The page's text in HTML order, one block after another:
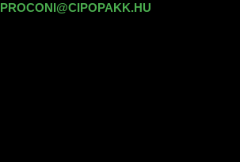
PROCONI@CIPOPAKK.HU